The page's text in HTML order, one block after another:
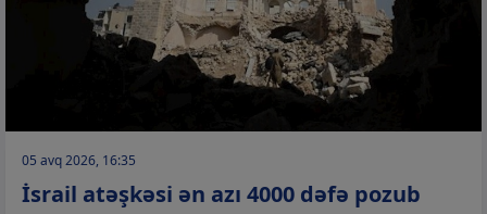
05 avq 2026, 16:35
İsrail atəşkəsi ən azı 4000 dəfə pozub